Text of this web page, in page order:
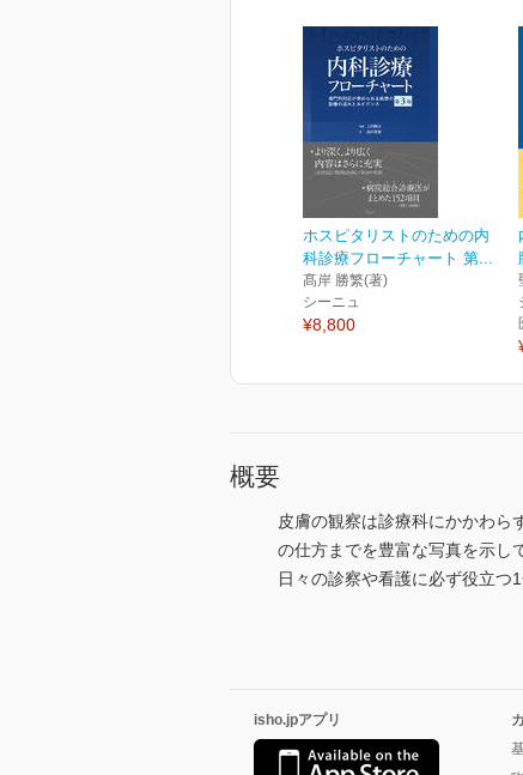
ホスピタリストのための内
科診療フローチャート 第...
髙岸 勝繁(著)
シーニュ
¥8,800
概要
皮膚の観察は診療科にかかわら
の仕方までを豊富な写真を示し
日々の診察や看護に必ず役立つ1
isho.jpアプリ